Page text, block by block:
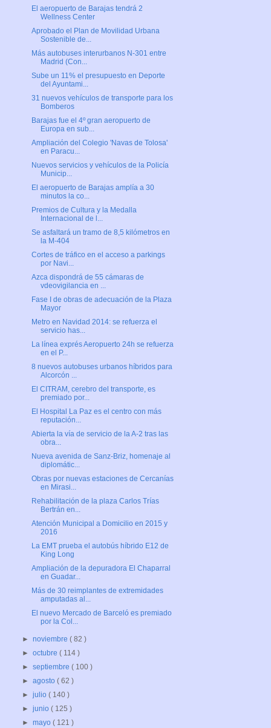
El aeropuerto de Barajas tendrá 2
Wellness Center
Aprobado el Plan de Movilidad Urbana
Sostenible de...
Más autobuses interurbanos N-301 entre
Madrid (Con...
Sube un 11% el presupuesto en Deporte
del Ayuntami...
31 nuevos vehículos de transporte para los
Bomberos
Barajas fue el 4º gran aeropuerto de
Europa en sub...
Ampliación del Colegio 'Navas de Tolosa'
en Paracu...
Nuevos servicios y vehículos de la Policía
Municip...
El aeropuerto de Barajas amplía a 30
minutos la co...
Premios de Cultura y la Medalla
Internacional de l...
Se asfaltará un tramo de 8,5 kilómetros en
la M-404
Cortes de tráfico en el acceso a parkings
por Navi...
Azca dispondrá de 55 cámaras de
vdeovigilancia en ...
Fase I de obras de adecuación de la Plaza
Mayor
Metro en Navidad 2014: se refuerza el
servicio has...
La línea exprés Aeropuerto 24h se refuerza
en el P...
8 nuevos autobuses urbanos híbridos para
Alcorcón ...
El CITRAM, cerebro del transporte, es
premiado por...
El Hospital La Paz es el centro con más
reputación...
Abierta la vía de servicio de la A-2 tras las
obra...
Nueva avenida de Sanz-Briz, homenaje al
diplomátic...
Obras por nuevas estaciones de Cercanías
en Mirasi...
Rehabilitación de la plaza Carlos Trías
Bertrán en...
Atención Municipal a Domicilio en 2015 y
2016
La EMT prueba el autobús híbrido E12 de
King Long
Ampliación de la depuradora El Chaparral
en Guadar...
Más de 30 reimplantes de extremidades
amputadas al...
El nuevo Mercado de Barceló es premiado
por la Col...
►noviembre( 82 )
►octubre( 114 )
►septiembre( 100 )
►agosto( 62 )
►julio( 140 )
►junio( 125 )
►mayo( 121 )